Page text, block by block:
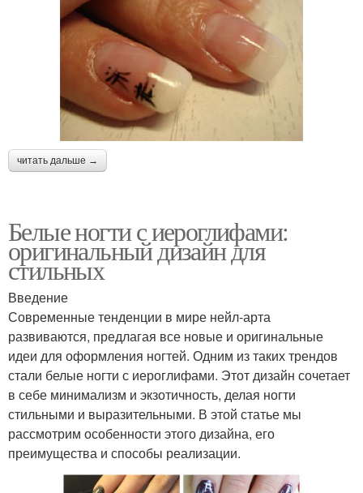
Цветочный маникюр Маникюр с цветочками
Маникюр с веточкой
маникюр в домашних
условиях
читать дальше →
Белые ногти с иероглифами:
оригинальный дизайн для
стильных
Введение
Современные тенденции в мире нейл-арта
развиваются, предлагая все новые и оригинальные
идеи для оформления ногтей. Одним из таких трендов
стали белые ногти с иероглифами. Этот дизайн сочетает
в себе минимализм и экзотичность, делая ногти
стильными и выразительными. В этой статье мы
рассмотрим особенности этого дизайна, его
преимущества и способы реализации.